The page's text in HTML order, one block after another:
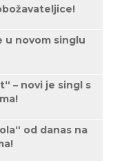
u novom singlu
– novi je singl s
od danas na